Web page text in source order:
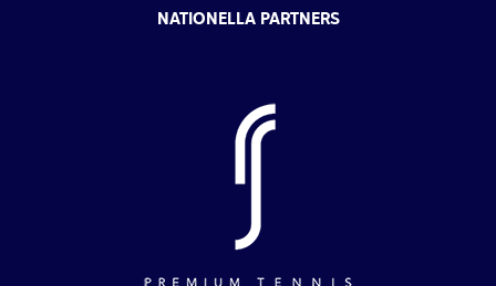
NATIONELLA PARTNERS